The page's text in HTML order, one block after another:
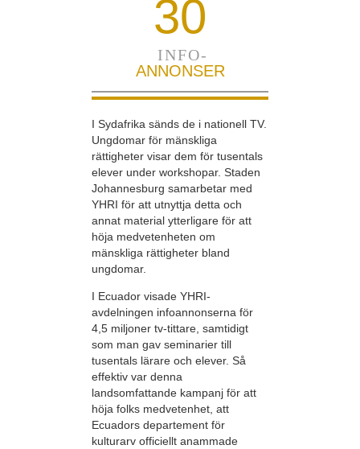
30
INFO-
ANNONSER
I Sydafrika sänds de i nationell TV.
Ungdomar för mänskliga
rättigheter visar dem för tusentals
elever under workshopar. Staden
Johannesburg samarbetar med
YHRI för att utnyttja detta och
annat material ytterligare för att
höja medvetenheten om
mänskliga rättigheter bland
ungdomar.
I Ecuador visade YHRI-
avdelningen infoannonserna för
4,5 miljoner tv-tittare, samtidigt
som man gav seminarier till
tusentals lärare och elever. Så
effektiv var denna
landsomfattande kampanj för att
höja folks medvetenhet, att
Ecuadors departement för
kulturarv officiellt anammade